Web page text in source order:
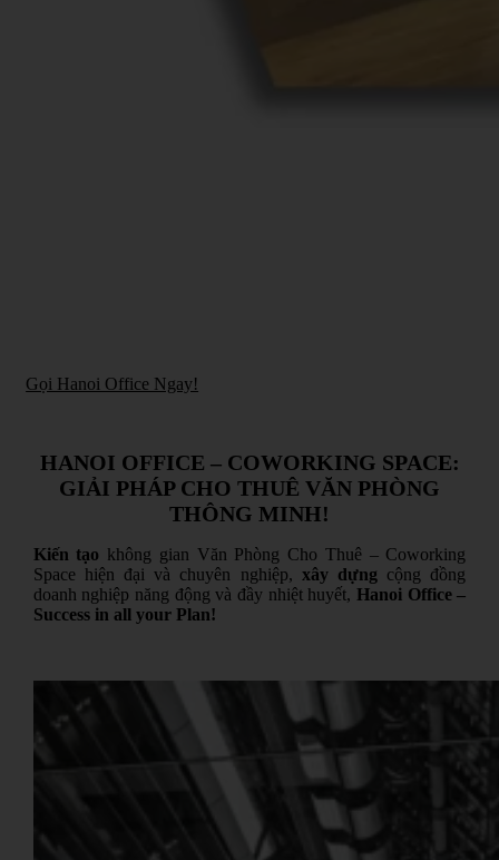
Gọi Hanoi Office Ngay!
HANOI OFFICE – COWORKING SPACE:
GIẢI PHÁP CHO THUÊ VĂN PHÒNG
THÔNG MINH!
Kiến tạo không gian Văn Phòng Cho Thuê – Coworking
Space hiện đại và chuyên nghiệp, xây dựng cộng đồng
doanh nghiệp năng động và đầy nhiệt huyết, Hanoi Office –
Success in all your Plan!